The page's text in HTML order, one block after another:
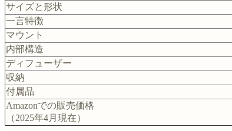
サイズと形状
一言特徴
マウント
内部構造
ディフューザー
収納
付属品
Amazonでの販売価格
（2025年4月現在）